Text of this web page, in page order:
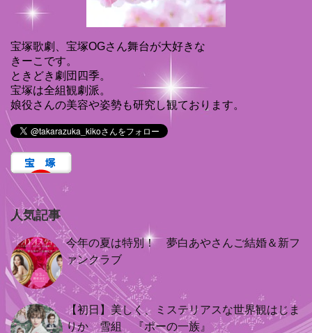
宝塚歌劇、宝塚OGさん舞台が大好きな
きーこです。
ときどき劇団四季。
宝塚は全組観劇派。
娘役さんの美容や姿勢も研究し観ております。
人気記事
今年の夏は特別！ 夢白あやさんご結婚＆新フ
ァンクラブ
【初日】美しく、ミステリアスな世界観はじま
りか 雪組 『ポーの一族』